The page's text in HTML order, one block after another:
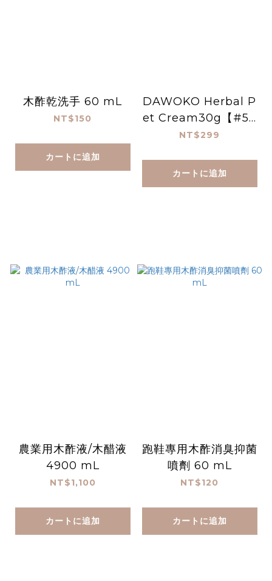
木酢乾洗手 60 mL
NT$150
カートに追加
DAWOKO Herbal P
et Cream30g【#50
101】
NT$299
カートに追加
農業用木酢液/木醋液
4900 mL
NT$1,100
カートに追加
跑鞋專用木酢消臭抑菌
噴劑 60 mL
NT$120
カートに追加